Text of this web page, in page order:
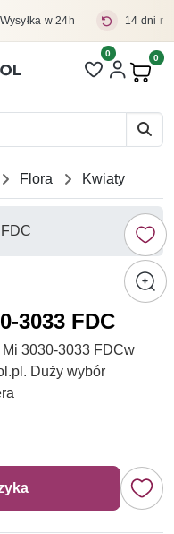
Wysyłka w 24h 14 dni
Liczba pozycji
0 0
Flora Kwiaty
3033 FDC
3030-3033 FDCw
Duży wybór